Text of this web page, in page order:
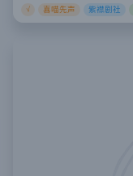
√ 喜喵先声 紫襟剧社